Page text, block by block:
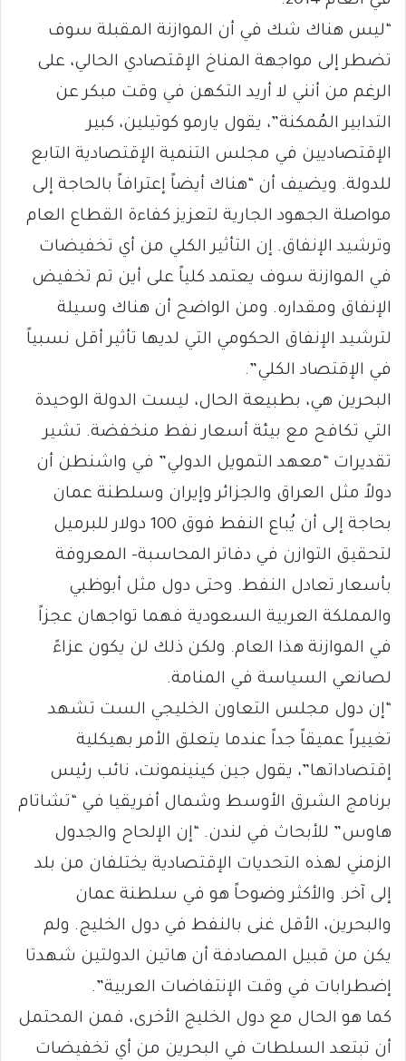
“ليس هناك شك في أن الموازنة المقبلة سوف
تضطر إلى مواجهة المناخ الإقتصادي الحالي، على
الرغم من أنني لا أريد التكهن في وقت مبكر عن
التدابير المُمكنة”، يقول يارمو كوتيلين، كبير
الإقتصاديين في مجلس التنمية الإقتصادية التابع
للدولة. ويضيف أن “هناك أيضاً إعترافاً بالحاجة إلى
مواصلة الجهود الجارية لتعزيز كفاءة القطاع العام
وترشيد الإنفاق. إن التأثير الكلي من أي تخفيضات
في الموازنة سوف يعتمد كلياً على أين تم تخفيض
الإنفاق ومقداره. ومن الواضح أن هناك وسيلة
لترشيد الإنفاق الحكومي التي لديها تأثير أقل نسبياً
في الإقتصاد الكلي”.
البحرين هي، بطبيعة الحال، ليست الدولة الوحيدة
التي تكافح مع بيئة أسعار نفط منخفضة. تشير
تقديرات “معهد التمويل الدولي” في واشنطن أن
دولاً مثل العراق والجزائر وإيران وسلطنة عمان
بحاجة إلى أن يُباع النفط فوق 100 دولار للبرميل
لتحقيق التوازن في دفاتر المحاسبة- المعروفة
بأسعار تعادل النفط. وحتى دول مثل أبوظبي
والمملكة العربية السعودية فهما تواجهان عجزاً
في الموازنة هذا العام. ولكن ذلك لن يكون عزاءً
لصانعي السياسة في المنامة.
“إن دول مجلس التعاون الخليجي الست تشهد
تغييراً عميقاً جداً عندما يتعلق الأمر بهيكلية
إقتصاداتها”، يقول جين كينينمونت، نائب رئيس
برنامج الشرق الأوسط وشمال أفريقيا في “تشاتام
هاوس” للأبحاث في لندن. “إن الإلحاح والجدول
الزمني لهذه التحديات الإقتصادية يختلفان من بلد
إلى آخر. والأكثر وضوحاً هو في سلطنة عمان
والبحرين، الأقل غنى بالنفط في دول الخليج. ولم
يكن من قبيل المصادفة أن هاتين الدولتين شهدتا
إضطرابات في وقت الإنتفاضات العربية”.
كما هو الحال مع دول الخليج الأخرى، فمن المحتمل
أن تبتعد السلطات في البحرين من أي تخفيضات